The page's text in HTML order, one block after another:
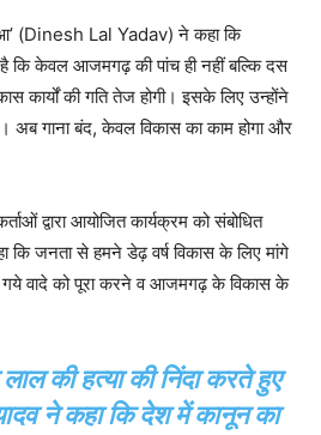
(Dinesh Lal Yadav) ने कहा कि
है कि केवल आजमगढ़ की पांच ही नहीं बल्कि दस
कार्यों की गति तेज होगी। इसके लिए उन्होंने
अब गाना बंद, केवल विकास का काम होगा और
द्वारा आयोजित कार्यक्रम को संबोधित
कि जनता से हमने डेढ़ वर्ष विकास के लिए मांगे
वादे को पूरा करने व आजमगढ़ के विकास के
की हत्या की निंदा करते हुए
ने कहा कि देश में कानून का